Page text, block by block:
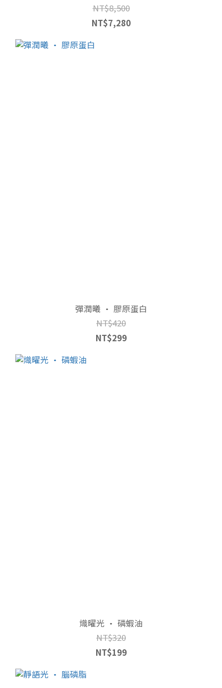
NT$8,500
NT$7,280
彈潤曦 • 膠原蛋白
NT$420
NT$299
熾曜光 • 磷蝦油
NT$320
NT$199